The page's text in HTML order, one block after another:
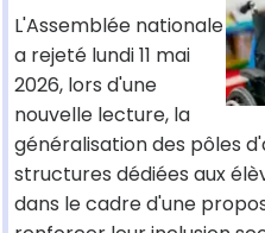
L'Assemblée nationale
a rejeté lundi 11 mai
2026, lors d'une
nouvelle lecture, la
généralisation des pôles
structures dédiées aux
dans le cadre d'une